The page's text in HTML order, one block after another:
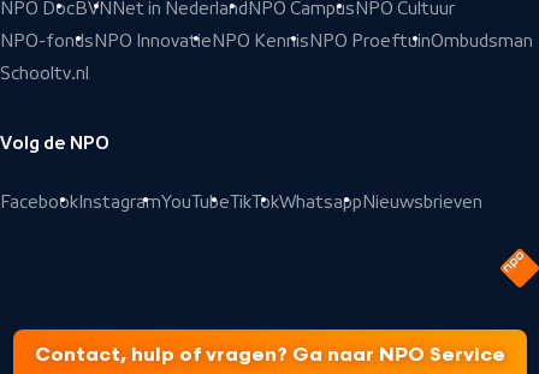
NPO DocBVN Net in Nederland NPO Campus NPO Cultuur
NPO-fonds NPO Innovatie NPO Kennis NPO ProeftuinOmbudsman
Schooltv.nl
Volg de NPO
Facebook InstagramYouTubeTikTokWhatsapp Nieuwsbrieven
Contact, hulp of vragen? Ga naar NPO Service